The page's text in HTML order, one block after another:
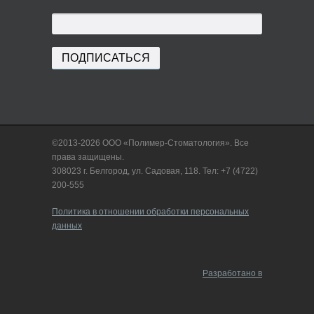
©2013-2026 ООО «Полимер-Стоматология». Все
права защищены.
308023 г. Белгород, ул. Садовая, 118. Тел: +7 (4722)
200-555
Политика в отношении обработки персональных
данных
Разработано в